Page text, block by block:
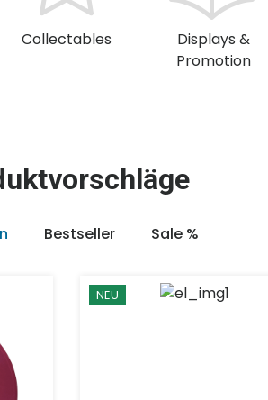
Collectables
Displays &
Promotion
Bestseller Sale %
NEU